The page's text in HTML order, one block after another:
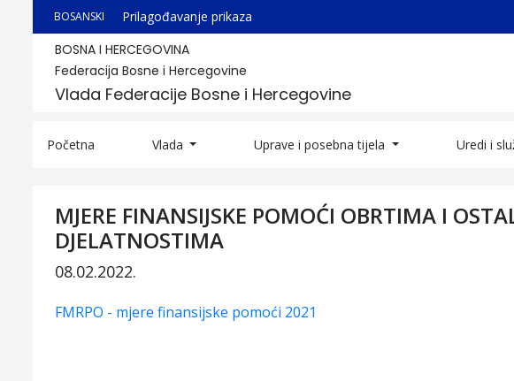
BOSANSKI Prilagođavanje prikaza
BOSNA I HERCEGOVINA
Federacija Bosne i Hercegovine
Vlada Federacije Bosne i Hercegovine
Početna Vlada Uprave i posebna tijela Uredi i
MJERE FINANSIJSKE POMOĆI OBRTIMA I
DJELATNOSTIMA
08.02.2022.
FMRPO - mjere finansijske pomoći 2021